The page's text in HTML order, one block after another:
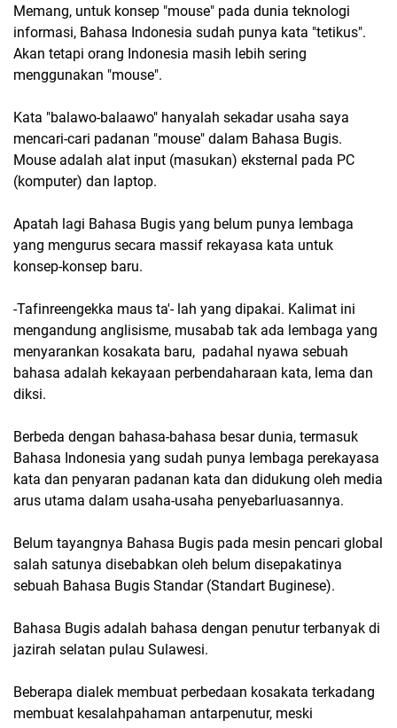
Memang, untuk konsep "mouse" pada dunia teknologi
informasi, Bahasa Indonesia sudah punya kata "tetikus".
Akan tetapi orang Indonesia masih lebih sering
menggunakan "mouse".
Kata "balawo-balaawo" hanyalah sekadar usaha saya
mencari-cari padanan "mouse" dalam Bahasa Bugis.
Mouse adalah alat input (masukan) eksternal pada PC
(komputer) dan laptop.
Apatah lagi Bahasa Bugis yang belum punya lembaga
yang mengurus secara massif rekayasa kata untuk
konsep-konsep baru.
-Tafinreengekka maus ta'- lah yang dipakai. Kalimat ini
mengandung anglisisme, musabab tak ada lembaga yang
menyarankan kosakata baru, padahal nyawa sebuah
bahasa adalah kekayaan perbendaharaan kata, lema dan
diksi.
Berbeda dengan bahasa-bahasa besar dunia, termasuk
Bahasa Indonesia yang sudah punya lembaga perekayasa
kata dan penyaran padanan kata dan didukung oleh media
arus utama dalam usaha-usaha penyebarluasannya.
Belum tayangnya Bahasa Bugis pada mesin pencari global
salah satunya disebabkan oleh belum disepakatinya
sebuah Bahasa Bugis Standar (Standart Buginese).
Bahasa Bugis adalah bahasa dengan penutur terbanyak di
jazirah selatan pulau Sulawesi.
Beberapa dialek membuat perbedaan kosakata terkadang
membuat kesalahpahaman antarpenutur, meski